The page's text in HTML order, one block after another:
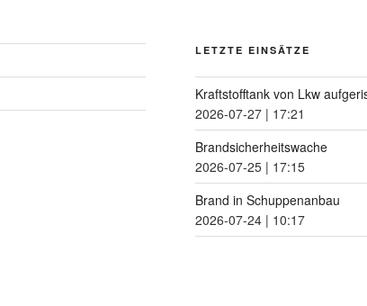
LETZTE EINSÄTZE
Kraftstofftank von Lkw
2026-07-27| 17:21
Brandsicherheitswache
2026-07-25| 17:15
Brand in Schuppenanbau
2026-07-24| 10:17